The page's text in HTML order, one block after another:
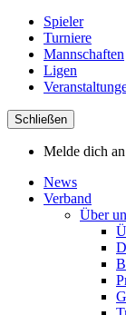
Spieler
Turniere
Mannschaften
Ligen
Schließen
Melde dich an
News
Verband
Über